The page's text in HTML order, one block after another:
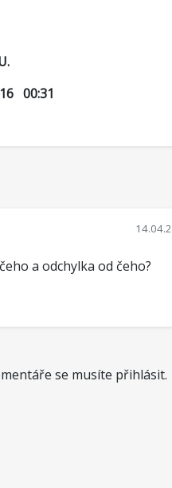
00:31
a odchylka od čeho?
se musíte přihlásit.